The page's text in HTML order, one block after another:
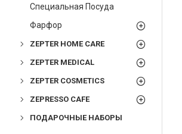
Специальная Посуда
Фарфор
ZEPTER HOME CARE
ZEPTER MEDICAL
ZEPTER COSMETICS
ZEPRESSO CAFE
ПОДАРОЧНЫЕ НАБОРЫ